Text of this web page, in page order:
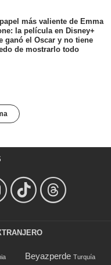
más valiente de Emma
la película en Disney+
ganó el Oscar y no tiene
de mostrarlo todo
Beyazperde Turquía